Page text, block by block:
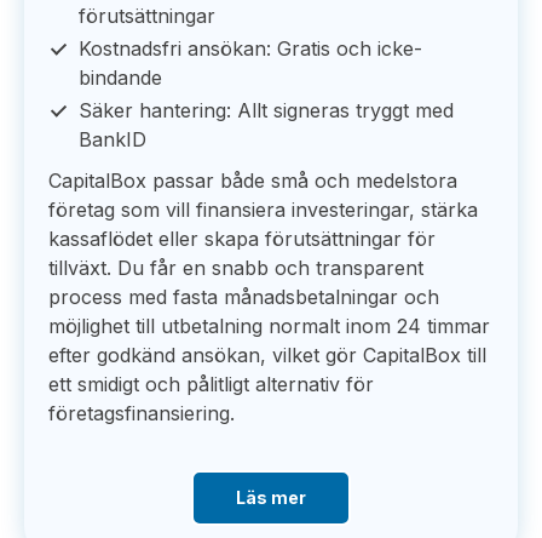
förutsättningar
Kostnadsfri ansökan: Gratis och icke-
bindande
Säker hantering: Allt signeras tryggt med
BankID
CapitalBox passar både små och medelstora
företag som vill finansiera investeringar, stärka
kassaflödet eller skapa förutsättningar för
tillväxt. Du får en snabb och transparent
process med fasta månadsbetalningar och
möjlighet till utbetalning normalt inom 24 timmar
efter godkänd ansökan, vilket gör CapitalBox till
ett smidigt och pålitligt alternativ för
företagsfinansiering.
Läs mer